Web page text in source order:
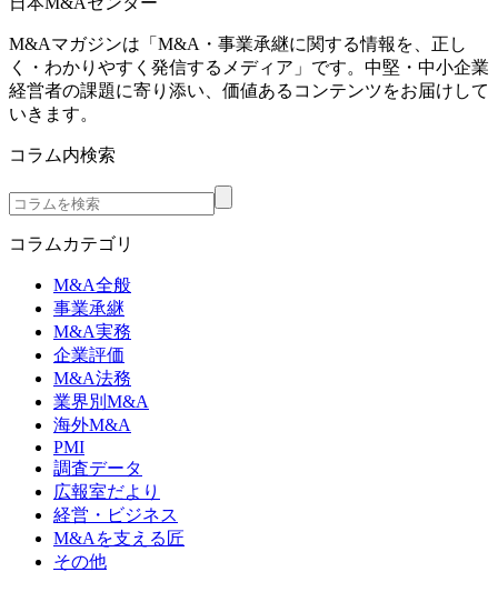
M&Aマガジンは「M&A・事業承継に関する情報を、正し
く・わかりやすく発信するメディア」です。中堅・中小企業
経営者の課題に寄り添い、価値あるコンテンツをお届けして
いきます。
コラム内検索
コラムカテゴリ
M&A全般
事業承継
M&A実務
企業評価
M&A法務
業界別M&A
海外M&A
PMI
調査データ
広報室だより
経営・ビジネス
M&Aを支える匠
その他